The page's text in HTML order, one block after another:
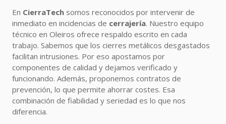
En CierraTech somos reconocidos por intervenir de
inmediato en incidencias de cerrajería. Nuestro equipo
técnico en Oleiros ofrece respaldo escrito en cada
trabajo. Sabemos que los cierres metálicos desgastados
facilitan intrusiones. Por eso apostamos por
componentes de calidad y dejamos verificado y
funcionando. Además, proponemos contratos de
prevención, lo que permite ahorrar costes. Esa
combinación de fiabilidad y seriedad es lo que nos
diferencia.